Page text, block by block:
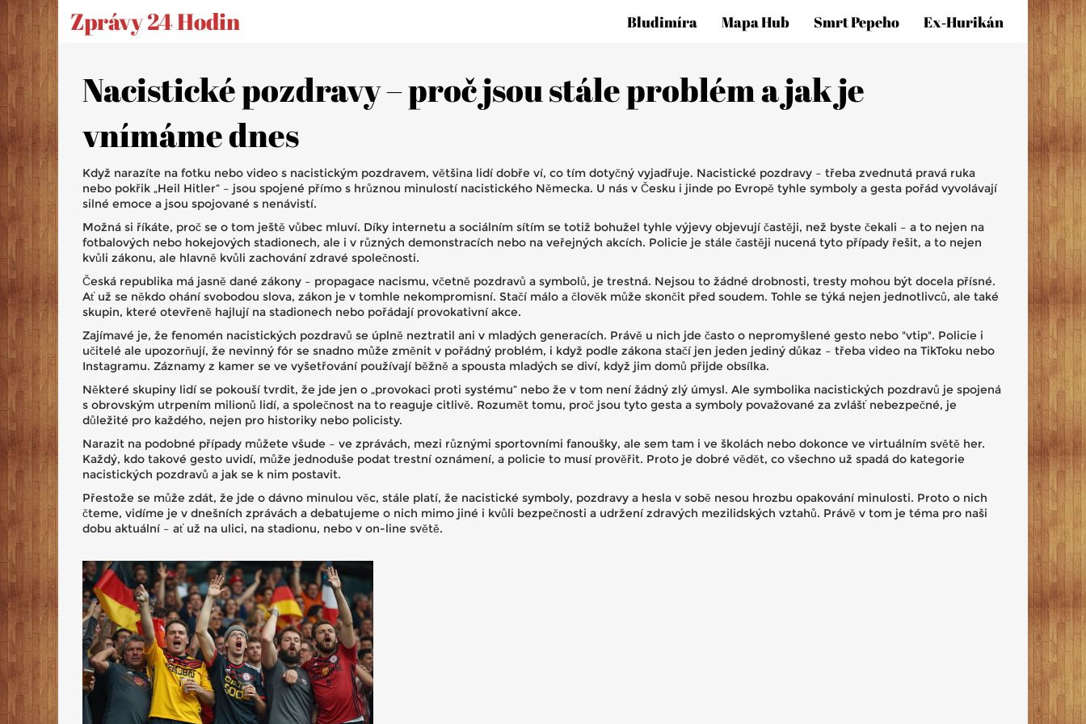
Zprávy 24 Hodin Bludimíra Mapa Hub Smrt Pepeho Ex‑hurikán
Nacistické pozdravy – proč jsou stále problém a jak je
vnímáme dnes
Když narazíte na fotku nebo video s nacistickým pozdravem, většina lidí dobře ví, co tím dotyčný vyjadřuje. Nacistické pozdravy – třeba zvednutá pravá ruka
nebo pokřik „Heil Hitler“ – jsou spojené přímo s hrůznou minulostí nacistického Německa. U nás v Česku i jinde po Evropě tyhle symboly a gesta pořád vyvolávají
silné emoce a jsou spojované s nenávistí.
Možná si říkáte, proč se o tom ještě vůbec mluví. Díky internetu a sociálním sítím se totiž bohužel tyhle výjevy objevují častěji, než byste čekali – a to nejen na
fotbalových nebo hokejových stadionech, ale i v různých demonstracích nebo na veřejných akcích. Policie je stále častěji nucená tyto případy řešit, a to nejen
kvůli zákonu, ale hlavně kvůli zachování zdravé společnosti.
Česká republika má jasně dané zákony – propagace nacismu, včetně pozdravů a symbolů, je trestná. Nejsou to žádné drobnosti, tresty mohou být docela přísné.
Ať už se někdo ohání svobodou slova, zákon je v tomhle nekompromisní. Stačí málo a člověk může skončit před soudem. Tohle se týká nejen jednotlivců, ale také
skupin, které otevřeně hajlují na stadionech nebo pořádají provokativní akce.
Zajímavé je, že fenomén nacistických pozdravů se úplně neztratil ani v mladých generacích. Právě u nich jde často o nepromyšlené gesto nebo "vtip". Policie i
učitelé ale upozorňují, že nevinný fór se snadno může změnit v pořádný problém, i když podle zákona stačí jen jeden jediný důkaz – třeba video na TikToku nebo
Instagramu. Záznamy z kamer se ve vyšetřování používají běžně a spousta mladých se diví, když jim domů přijde obsílka.
Některé skupiny lidí se pokouší tvrdit, že jde jen o „provokaci proti systému“ nebo že v tom není žádný zlý úmysl. Ale symbolika nacistických pozdravů je spojená
s obrovským utrpením milionů lidí, a společnost na to reaguje citlivě. Rozumět tomu, proč jsou tyto gesta a symboly považované za zvlášť nebezpečné, je
důležité pro každého, nejen pro historiky nebo policisty.
Narazit na podobné případy můžete všude – ve zprávách, mezi různými sportovními fanoušky, ale sem tam i ve školách nebo dokonce ve virtuálním světě her.
Každý, kdo takové gesto uvidí, může jednoduše podat trestní oznámení, a policie to musí prověřit. Proto je dobré vědět, co všechno už spadá do kategorie
nacistických pozdravů a jak se k nim postavit.
Přestože se může zdát, že jde o dávno minulou věc, stále platí, že nacistické symboly, pozdravy a hesla v sobě nesou hrozbu opakování minulosti. Proto o nich
čteme, vidíme je v dnešních zprávách a debatujeme o nich mimo jiné i kvůli bezpečnosti a udržení zdravých mezilidských vztahů. Právě v tom je téma pro naši
dobu aktuální – ať už na ulici, na stadionu, nebo v on-line světě.